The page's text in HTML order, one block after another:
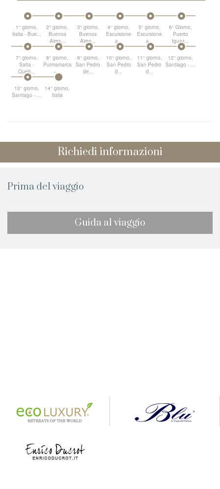
1° giorno,
Italia - Bue...
2° giorno,
Buenos
Aires...
3° giorno,
Buenos
Aires...
4° giorno,
Escursione
a...
5° giorno,
Escursione
a...
6° Giorno,
Puerto
Iguaz...
7° giorno,
Salta -
Queb...
8° giorno,
Purmamarca
–...
9° giorno,
San Pedro
de...
10° giorno,
San Pedro
d...
11° giorno,
San Pedro
d...
12° giorno,
Santiago - ...
13° giorno,
Santiago - ...
14° giorno,
Italia
Richiedi informazioni
Prima del viaggio
Guida al viaggio